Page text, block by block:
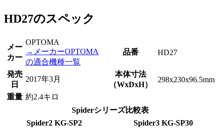
HD27のスペック
メー
カー
OPTOMA
→メーカーOPTOMA
の適合機種一覧
品番 HD27
発売
日
2017年3月
本体寸法
（WxDxH）
298x230x96.5mm
重量 約2.4キロ
Spiderシリーズ比較表
Spider2 KG-SP2
Spider3 KG-SP30